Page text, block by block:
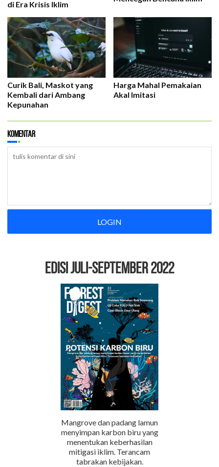
di Era Krisis Iklim
Curik Bali, Maskot yang
Kembali dari Ambang
Kepunahan
Harga Mahal Pemakaian
Akal Imitasi
Komentar
LOGIN
EDISI Juli-September 2022
Mangrove dan padang lamun
menyimpan karbon biru yang
menentukan keberhasilan
mitigasi iklim. Terancam
tabrakan kebijakan.